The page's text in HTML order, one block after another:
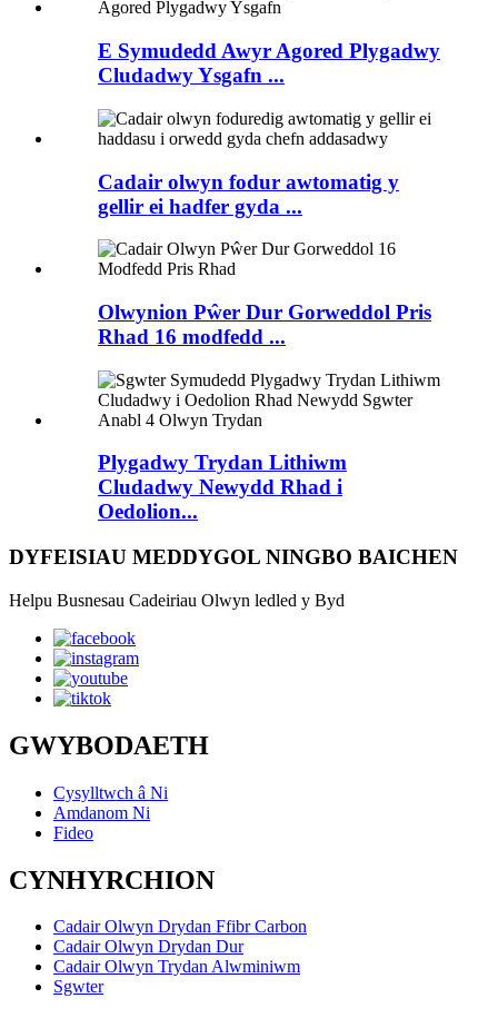
E Symudedd Awyr Agored Plygadwy
Cludadwy Ysgafn ...
Cadair olwyn fodur awtomatig y
gellir ei hadfer gyda ...
Olwynion Pŵer Dur Gorweddol Pris
Rhad 16 modfedd ...
Plygadwy Trydan Lithiwm
Cludadwy Newydd Rhad i
Oedolion...
DYFEISIAU MEDDYGOL NINGBO BAICHEN
Helpu Busnesau Cadeiriau Olwyn ledled y Byd
GWYBODAETH
Cysylltwch â Ni
Amdanom Ni
Fideo
CYNHYRCHION
Cadair Olwyn Drydan Ffibr Carbon
Cadair Olwyn Drydan Dur
Cadair Olwyn Trydan Alwminiwm
Sgwter